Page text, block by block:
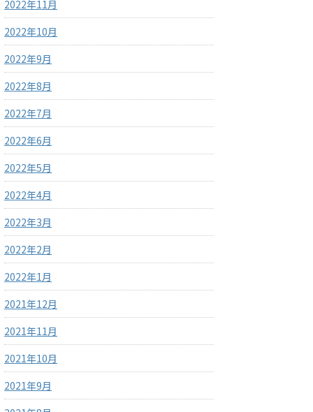
2022年11月
2022年10月
2022年9月
2022年8月
2022年7月
2022年6月
2022年5月
2022年4月
2022年3月
2022年2月
2022年1月
2021年12月
2021年11月
2021年10月
2021年9月